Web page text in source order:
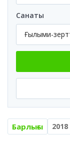
Санаты
Барлығы 2018